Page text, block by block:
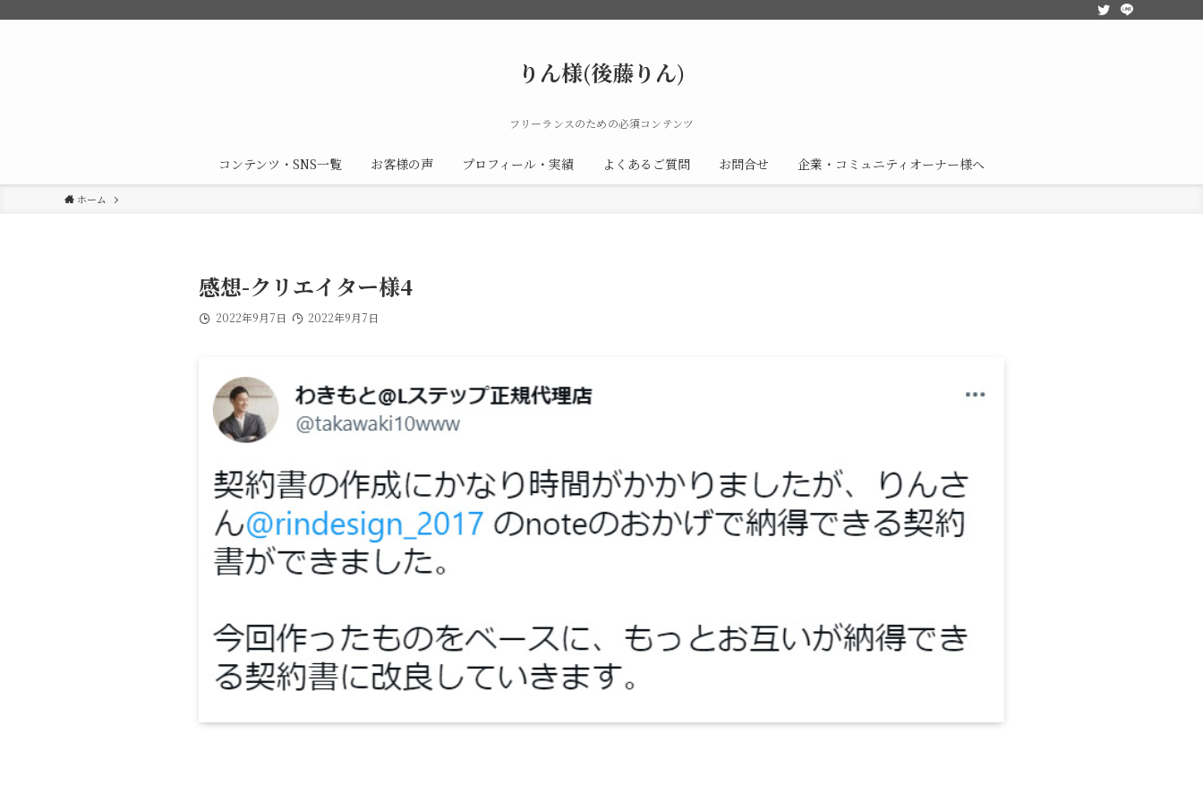
りん様(後藤りん)
フリーランスのための必須コンテンツ
コンテンツ・SNS一覧 お客様の声 プロフィール・実績 よくあるご質問 お問合せ 企業・コミュニティオーナー様へ
ホーム
感想-クリエイター様4
2022年9月7日 2022年9月7日